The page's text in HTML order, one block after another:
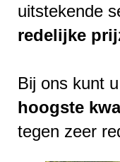
uitstekende
redelijke
Bij ons kunt
hoogste
tegen zeer